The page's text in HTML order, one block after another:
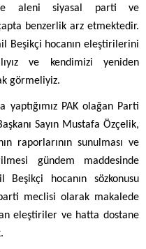
aleni siyasal parti ve
benzerlik arz etmektedir.
Beşikçi hocanın eleştirilerini
ve kendimizi yeniden
görmeliyiz.
yaptığımız PAK olağan Parti
Sayın Mustafa Özçelik,
raporlarının sunulması ve
gündem maddesinde
Beşikçi hocanın sözkonusu
meclisi olarak makalede
eleştiriler ve hatta dostane